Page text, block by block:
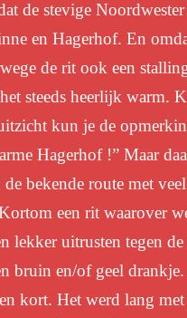
de stevige
en Hagerhof. En
de rit ook een
steeds heerlijk warm.
kun je de
Hagerhof !” Maar
bekende route met
een rit waarover
lekker uitrusten tegen de
bruin en/of geel
kort. Het werd lang